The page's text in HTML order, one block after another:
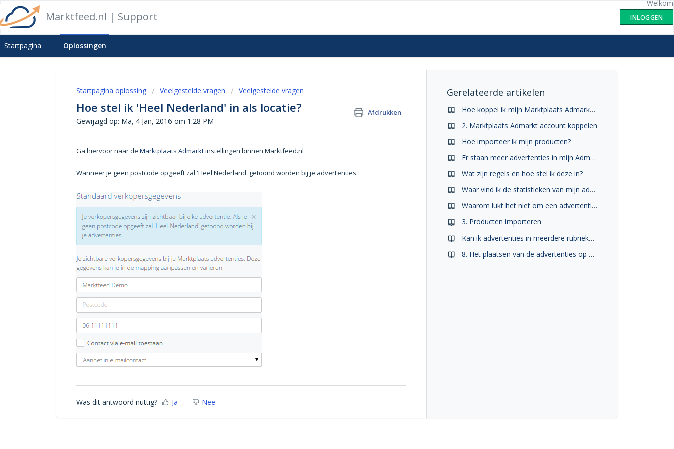
Marktfeed.nl | Support
Welkom
INLOGGEN
Startpagina Oplossingen
Startpagina oplossing Veelgestelde vragen Veelgestelde vragen
Hoe stel ik 'Heel Nederland' in als locatie? Afdrukken
Gewijzigd op: Ma, 4 Jan, 2016 om 1:28 PM
Ga hiervoor naar de Marktplaats Admarktinstellingen binnen Marktfeed.nl
Wanneer je geen postcode opgeeft zal 'Heel Nederland' getoond worden bij je advertenties.
Was dit antwoord nuttig? Ja Nee
Gerelateerde artikelen
Hoe koppel ik mijn Marktplaats Admarkt account?
2. Marktplaats Admarkt account koppelen
Hoe importeer ik mijn producten?
Er staan meer advertenties in mijn Admarkt account dan in mijn Marktfeed account. Hoe kan dit?
Wat zijn regels en hoe stel ik deze in?
Waar vind ik de statistieken van mijn advertenties?
Waarom lukt het niet om een advertentie te plaatsen?
3. Producten importeren
Kan ik advertenties in meerdere rubrieken plaatsen?
8. Het plaatsen van de advertenties op Marktplaats